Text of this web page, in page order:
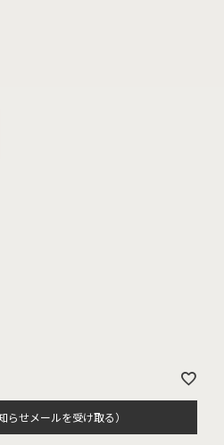
らせメールを受け取る）